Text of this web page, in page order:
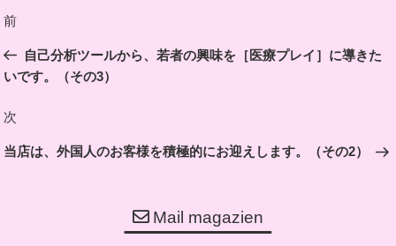
稿
ナ
ビ
ゲ
シ
前
投
稿
前
自己分析ツールから、若者の興味を［医療プレイ］に導きた
いです。（その3）
次
投
次
当店は、外国人のお客様を積極的にお迎えします。（その2）
Mail magazien